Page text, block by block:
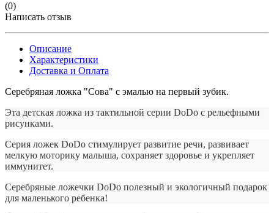
(0)
Написать отзыв
Описание
Характеристики
Доставка и Оплата
Серебряная ложка "Сова" с эмалью на первый зубик.
Эта детская ложка из тактильной серии DoDo с рельефными
рисунками.
Серия ложек DoDo стимулирует развитие речи, развивает
мелкую моторику малыша, сохраняет здоровье и укрепляет
иммунитет.
Серебряные ложечки DoDo полезный и экологичный подарок
для маленького ребенка!